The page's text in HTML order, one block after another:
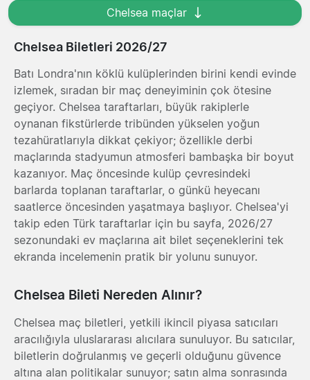
Chelsea maçlar
Chelsea Biletleri 2026/27
Batı Londra'nın köklü kulüplerinden birini kendi evinde
izlemek, sıradan bir maç deneyiminin çok ötesine
geçiyor. Chelsea taraftarları, büyük rakiplerle
oynanan fikstürlerde tribünden yükselen yoğun
tezahüratlarıyla dikkat çekiyor; özellikle derbi
maçlarında stadyumun atmosferi bambaşka bir boyut
kazanıyor. Maç öncesinde kulüp çevresindeki
barlarda toplanan taraftarlar, o günkü heyecanı
saatlerce öncesinden yaşatmaya başlıyor. Chelsea'yi
takip eden Türk taraftarlar için bu sayfa, 2026/27
sezonundaki ev maçlarına ait bilet seçeneklerini tek
ekranda incelemenin pratik bir yolunu sunuyor.
Chelsea Bileti Nereden Alınır?
Chelsea maç biletleri, yetkili ikincil piyasa satıcıları
aracılığıyla uluslararası alıcılara sunuluyor. Bu satıcılar,
biletlerin doğrulanmış ve geçerli olduğunu güvence
altına alan politikalar sunuyor; satın alma sonrasında